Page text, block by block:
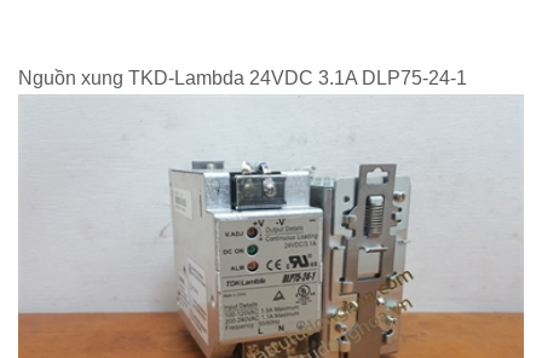
Nguồn xung TKD-Lambda 24VDC 3.1A DLP75-24-1